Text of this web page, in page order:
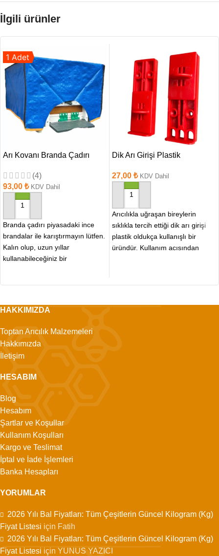
İlgili ürünler
1 Adet
Arı Kovanı Branda Çadırı
(4)
93,00 ₺ KDV Dahil
SEPETE EKLE
Branda çadırı piyasadaki ince
brandalar ile karıştırmayın lütfen.
Kalın olup, uzun yıllar
kullanabileceğiniz bir
Dik Arı Girişi Plastik
27,00 ₺ KDV Dahil
SEPETE EKLE
Arıcılıkla uğraşan bireylerin
sıklıkla tercih ettiği dik arı girişi
plastik oldukça kullanışlı bir
üründür. Kullanım acısından
HAKKIMIZDA
Toptan Arıcılık Malzemeleri
Hakkımızda
İletişim
HESABIM
Blog
Hesabım
Şartlar ve Koşullar
Kullanım Koşulları
Kargo ve Teslimat
İptal ve İade İşlemleri
Banka Hesapları
YORUMLAR
2026 Yılı Bal Fiyatları: Tüm Çeşitlerin Güncel Kilogram (Kg)
Fiyat Listesi için Fatih
2026 Yılı Bal Fiyatları: Tüm Çeşitlerin Güncel Kilogram (Kg)
Fiyat Listesi için YUNUS YAZICI